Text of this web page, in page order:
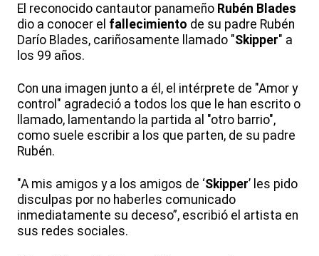
El reconocido cantautor panameño Rubén Blades
dio a conocer el fallecimiento de su padre Rubén
Darío Blades, cariñosamente llamado "Skipper" a
los 99 años.
Con una imagen junto a él, el intérprete de "Amor y
control" agradeció a todos los que le han escrito o
llamado, lamentando la partida al "otro barrio",
como suele escribir a los que parten, de su padre
Rubén.
"A mis amigos y a los amigos de ‘Skipper’ les pido
disculpas por no haberles comunicado
inmediatamente su deceso”, escribió el artista en
sus redes sociales.